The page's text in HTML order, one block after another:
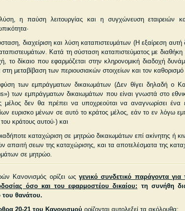
η παύση λειτουργίας και η συγχώνευση εταιρειών
διαχείριση και λύση καταπιστευμάτων (Η εξαίρεση αυτή
Κατά τη σύσταση καταπιστεύματος με
το δίκαιο που εφαρμόζεται στην κληρονομική διαδοχή
μεταβίβαση των περιουσιακών στοιχείων και τον
των εμπράγματων δικαιωμάτων (Δεν θίγει δηλαδή ο
των εμπράγματων δικαιωμάτων που είναι γνωστά στο
μέλος δεν θα πρέπει να υποχρεούται να αναγνωρίσει ένα
ευρισκο­ μένων σε αυτό το κράτος μέλος, εάν το εν λόγω
του κράτους αυτού·) και
καταχώριση σε μητρώο δικαιωμάτων επί ακίνητης ή
απαιτή­ σεων της καταχώρισης, και τα αποτελέσματα της
σε μητρώο.
Κανονισμός ορίζει ωςγενικό συνδετικό παράγοντα
όσο και του εφαρμοστέου δικαίου:
τη συνήθη
του θανάτου.
20-21 του Κανονισμού ορίζονται αυτολεξεί τα ακόλουθα: